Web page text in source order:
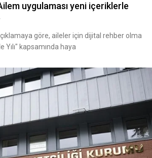
uygulaması yeni içeriklerle
göre, aileler için dijital rehber olma
Yılı" kapsamında haya